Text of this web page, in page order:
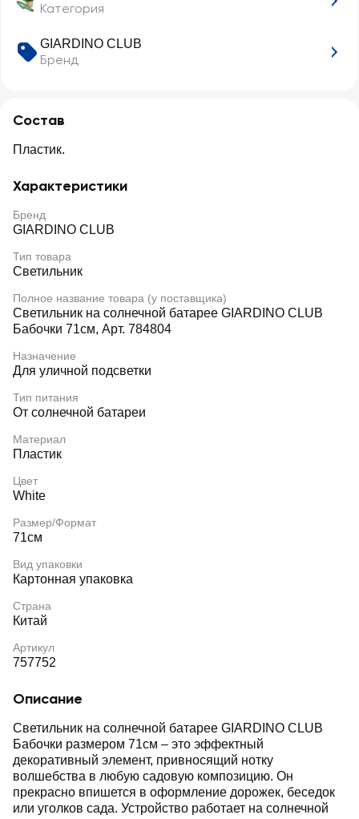
Категория
GIARDINO CLUB
Бренд
Состав
Пластик.
Характеристики
Бренд
GIARDINO CLUB
Тип товара
Светильник
Полное название товара (у поставщика)
Светильник на солнечной батарее GIARDINO CLUB
Бабочки 71см, Арт. 784804
Назначение
Для уличной подсветки
Тип питания
От солнечной батареи
Материал
Пластик
Цвет
White
Размер/Формат
71см
Вид упаковки
Картонная упаковка
Страна
Китай
Артикул
757752
Описание
Светильник на солнечной батарее GIARDINO CLUB
Бабочки размером 71см – это эффектный
декоративный элемент, привносящий нотку
волшебства в любую садовую композицию. Он
прекрасно впишется в оформление дорожек, беседок
или уголков сада. Устройство работает на солнечной